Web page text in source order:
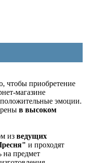
чтобы приобретение
магазине
эмоции.
в высоком
из ведущих
и проходят
на предмет